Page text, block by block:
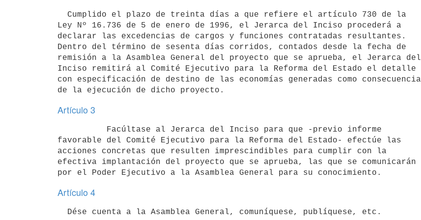
Ley Nº 16.736 de 5 de enero de 1996, el Jerarca del Inciso procederá a
declarar las excedencias de cargos y funciones contratadas resultantes.
Dentro del término de sesenta días corridos, contados desde la fecha de
remisión a la Asamblea General del proyecto que se aprueba, el Jerarca del
Inciso remitirá al Comité Ejecutivo para la Reforma del Estado el detalle
con especificación de destino de las economías generadas como consecuencia
de la ejecución de dicho proyecto.
Artículo 3
favorable del Comité Ejecutivo para la Reforma del Estado- efectúe las
acciones concretas que resulten imprescindibles para cumplir con la
efectiva implantación del proyecto que se aprueba, las que se comunicarán
Artículo 4